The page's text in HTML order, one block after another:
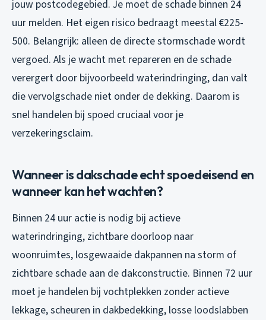
jouw postcodegebied. Je moet de schade binnen 24
uur melden. Het eigen risico bedraagt meestal €225-
500. Belangrijk: alleen de directe stormschade wordt
vergoed. Als je wacht met repareren en de schade
verergert door bijvoorbeeld waterindringing, dan valt
die vervolgschade niet onder de dekking. Daarom is
snel handelen bij spoed cruciaal voor je
verzekeringsclaim.
Wanneer is dakschade echt spoedeisend en
wanneer kan het wachten?
Binnen 24 uur actie is nodig bij actieve
waterindringing, zichtbare doorloop naar
woonruimtes, losgewaaide dakpannen na storm of
zichtbare schade aan de dakconstructie. Binnen 72 uur
moet je handelen bij vochtplekken zonder actieve
lekkage, scheuren in dakbedekking, losse loodslabben